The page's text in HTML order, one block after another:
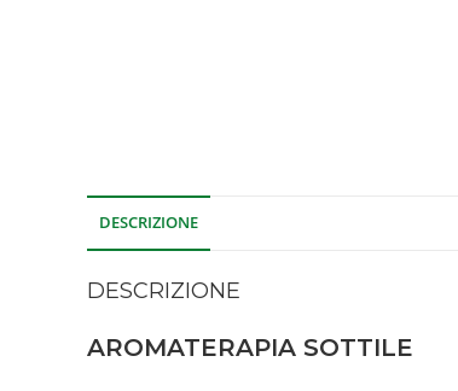
DESCRIZIONE
DESCRIZIONE
AROMATERAPIA SOTTILE